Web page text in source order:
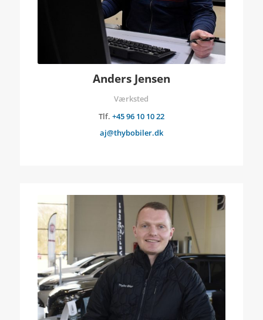
Anders Jensen
Værksted
Tlf. +45 96 10 10 22
aj@thybobiler.dk